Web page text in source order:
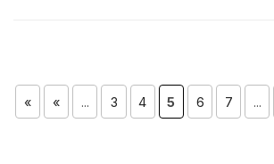
« « ... 3 4 5 6 7 ...